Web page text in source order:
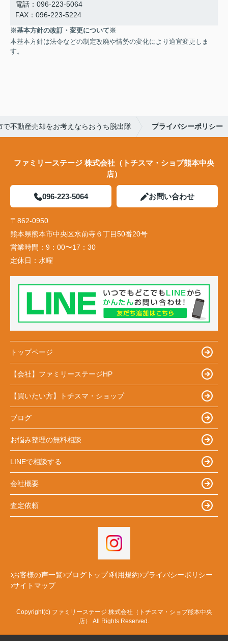
電話：096-223-5064
FAX：096-223-5224
※基本方針の改訂・変更について※
本基本方針は法令などの制定改廃や情勢の変化により適宜変更しま
す。
で不動産売却をお考えならおうち脱出隊 プライバシーポリシー
ファミリーステージ 株式会社（トチスマ・ショプ熊本中央
店）
096-223-5064 お問い合わせ
〒862-0950
熊本県熊本市中央区水前寺６丁目50番20号
営業時間： 9：00〜17：30
定休日： 水曜
トップページ
【会社】ファミリーステージHP
【買いたい方】トチスマ・ショップ
ブログ
お悩み整理の無料相談
LINEで相談する
会社概要
査定依頼
お客様の声一覧 ブログトップ 利用規約 プライバシーポリシー
サイトマップ
Copyright(c) ファミリーステージ 株式会社（トチスマ・ショプ熊本中央
店） All Rights Reserved.